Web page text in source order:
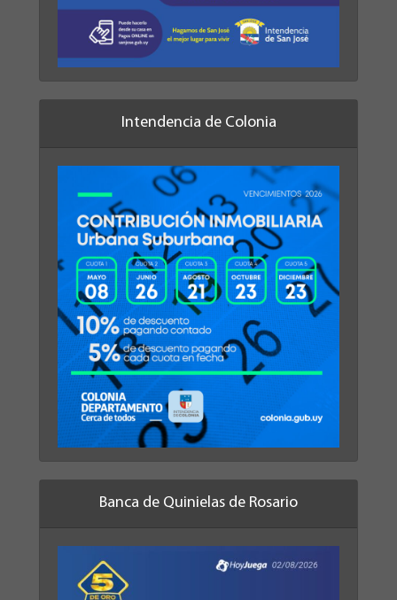
Intendencia de Colonia
Banca de Quinielas de Rosario